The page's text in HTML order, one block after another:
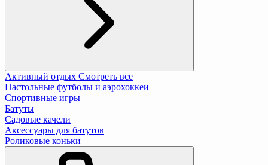
Активный отдых Смотреть все
Настольные футболы и аэрохоккеи
Спортивные игры
Батуты
Садовые качели
Аксессуары для батутов
Роликовые коньки